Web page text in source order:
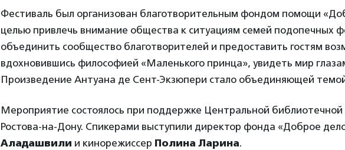
Фестиваль был организован благотворительным фондом помощи
целью привлечь внимание общества к ситуациям семей подопечных
объединить сообщество благотворителей и предоставить гостям
вдохновившись философией «Маленького принца», увидеть мир
Произведение Антуана де Сент-Экзюпери стало объединяющей
Мероприятие состоялось при поддержке Центральной
Ростова-на-Дону. Спикерами выступили директор фонда «Доброе
Аладашвили и кинорежиссер Полина Ларина.